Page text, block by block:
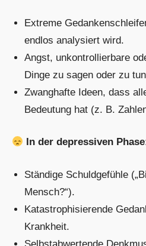
Extreme
endlos analysiert wird.
Angst, unkontrollierbare
Dinge zu sagen oder zu
Zwanghafte Ideen, dass
Bedeutung hat (z. B.
In der depressiven
Ständige Schuldgefühle
Mensch?“).
Katastrophisierende
Krankheit.